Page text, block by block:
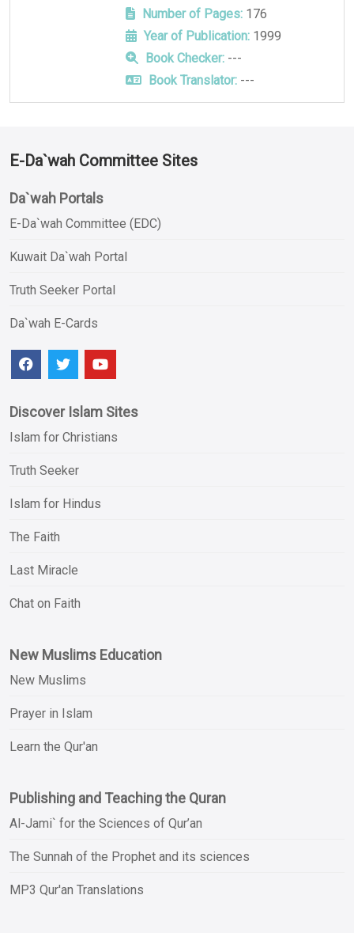
Number of Pages:176
Year of Publication:1999
Book Checker:---
Book Translator:---
E-Da`wah Committee Sites
Da`wah Portals
E-Da`wah Committee (EDC)
Kuwait Da`wah Portal
Truth Seeker Portal
Da`wah E-Cards
Discover Islam Sites
Islam for Christians
Truth Seeker
Islam for Hindus
The Faith
Last Miracle
Chat on Faith
New Muslims Education
New Muslims
Prayer in Islam
Learn the Qur'an
Publishing and Teaching the Quran
Al-Jami` for the Sciences of Qur’an
The Sunnah of the Prophet and its sciences
MP3 Qur'an Translations